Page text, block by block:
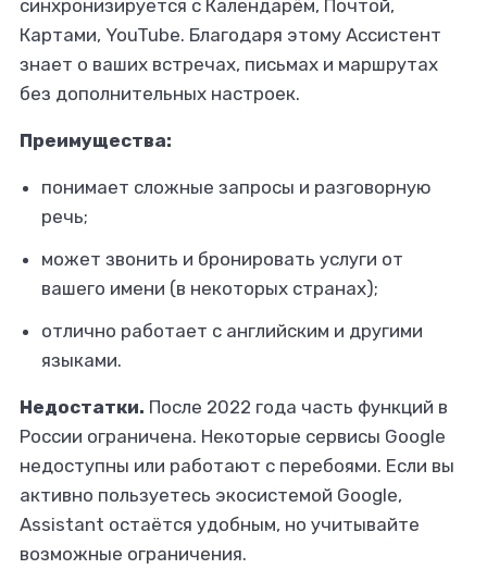
синхронизируется с Календарём, Почтой,
Картами, YouTube. Благодаря этому Ассистент
знает о ваших встречах, письмах и маршрутах
без дополнительных настроек.
Преимущества:
понимает сложные запросы и разговорную
речь;
может звонить и бронировать услуги от
вашего имени (в некоторых странах);
отлично работает с английским и другими
языками.
Недостатки. После 2022 года часть функций в
России ограничена. Некоторые сервисы Google
недоступны или работают с перебоями. Если вы
активно пользуетесь экосистемой Google,
Assistant остаётся удобным, но учитывайте
возможные ограничения.